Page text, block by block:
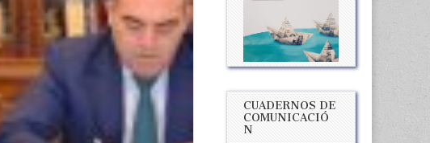
CUADERNOS DE
COMUNICACIÓ
N